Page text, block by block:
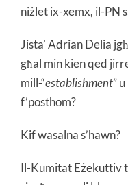
niżlet ix-xemx, il-PN
Jista’ Adrian Delia
għal min kien qed
mill-“establishment”
f’posthom?
Kif wasalna s’hawn?
Il-Kumitat Eżekuttiv